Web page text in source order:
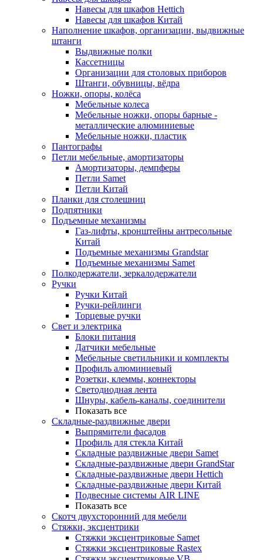
Навесы для шкафов Hettich
Навесы для шкафов Китай
Наполнение шкафов, организации, выдвижные
штанги
Выдвижные полки
Кассетницы
Организации для столовых приборов
Штанги, обувницы, вёдра
Ножки, опоры, колёса
Мебельные колеса
Мебельные ножки, опоры барные -
металлические алюминиевые
Мебельные ножки, пластик
Пантографы
Петли мебельные, амортизаторы
Амортизаторы, демпферы
Петли Samet
Петли Китай
Планки для столешниц
Подпятники
Подъемные механизмы
Газ-лифты, кронштейны антресольные
Китай
Подъемные механизмы Grandstar
Подъемные механизмы Samet
Полкодержатели, зеркалодержатели
Ручки
Ручки Китай
Ручки-рейлинги
Торцевые ручки
Свет и электрика
Блоки питания
Датчики мебельные
Мебельные светильники и комплекты
Профиль алюминиевый
Розетки, клеммы, коннекторы
Светодиодная лента
Шнуры, кабель-каналы, соединители
Показать все
Складные-раздвижные двери
Выпрямители фасадов
Профиль для стекла Китай
Складные раздвижные двери Samet
Складные-раздвижные двери GrandStar
Складные-раздвижные двери Hettich
Складные-раздвижные двери Китай
Подвесные системы AIR LINE
Показать все
Скотч двухсторонний для мебели
Стяжки, эксцентрики
Cтяжки эксцентриковые Samet
Стяжки эксцентриковые Rastex